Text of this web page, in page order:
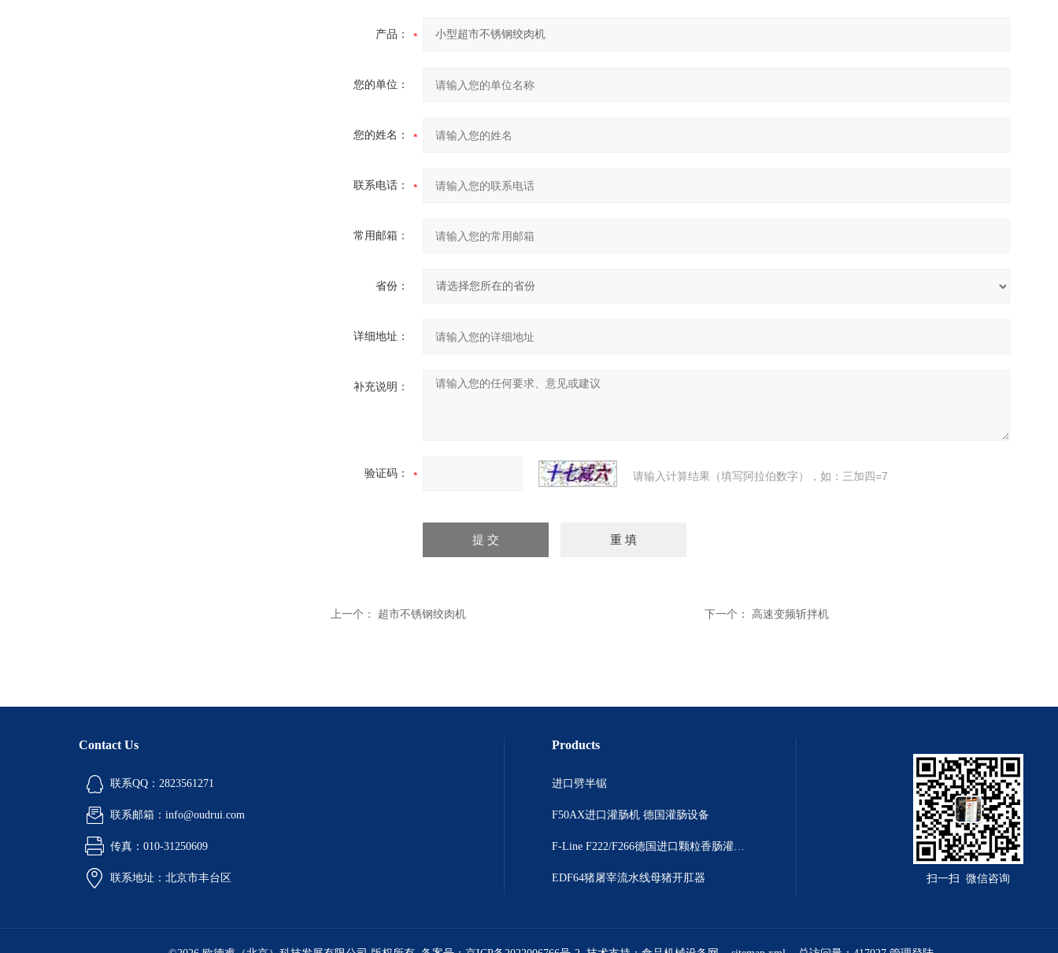
产品：
您的单位：
您的姓名：
联系电话：
常用邮箱：
省份：
详细地址：
补充说明：
验证码： 请输入计算结果（填写阿拉伯数字），如：三加四=7
上一个： 超市不锈钢绞肉机 下一个： 高速变频斩拌机
Contact Us
联系QQ：2823561271
联系邮箱：info@oudrui.com
传真：010-31250609
联系地址：北京市丰台区
Products
进口劈半锯
F50AX进口灌肠机 德国灌肠设备
F-Line F222/F266德国进口颗粒香肠灌装机 灌肠设备
EDF64猪屠宰流水线母猪开肛器 扫一扫 微信咨询